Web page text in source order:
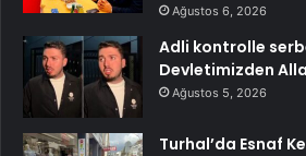
Ağustos 6, 2026
Adli kontrolle
Devletimizden
Ağustos 5, 2026
Turhal’da Esnaf